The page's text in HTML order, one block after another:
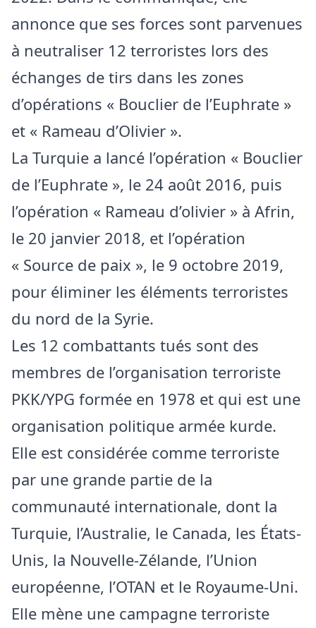
annonce que ses forces sont parvenues
à neutraliser 12 terroristes lors des
échanges de tirs dans les zones
d’opérations « Bouclier de l’Euphrate »
et « Rameau d’Olivier ».
La Turquie a lancé l’opération « Bouclier
de l’Euphrate », le 24 août 2016, puis
l’opération « Rameau d’olivier » à Afrin,
le 20 janvier 2018, et l’opération
« Source de paix », le 9 octobre 2019,
pour éliminer les éléments terroristes
du nord de la Syrie.
Les 12 combattants tués sont des
membres de l’organisation terroriste
PKK/YPG formée en 1978 et qui est une
organisation politique armée kurde.
Elle est considérée comme terroriste
par une grande partie de la
communauté internationale, dont la
Turquie, l’Australie, le Canada, les États-
Unis, la Nouvelle-Zélande, l’Union
européenne, l’OTAN et le Royaume-Uni.
Elle mène une campagne terroriste